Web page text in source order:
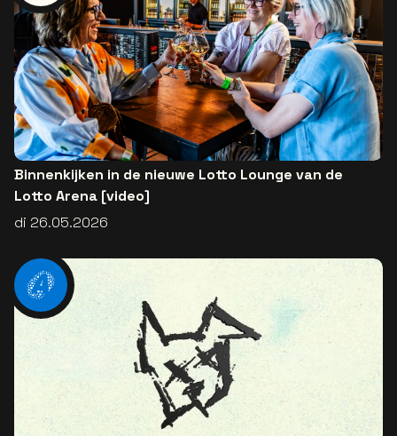
Binnenkijken in de nieuwe Lotto Lounge van de
Lotto Arena [video]
di 26.05.2026